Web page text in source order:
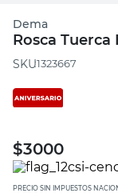
Dema
Rosca Tuerca
:1323667
$3000
PRECIO SIN IMPUESTOS
puertas